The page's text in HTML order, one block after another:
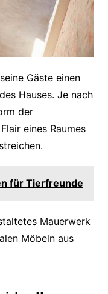
Gäste einen
Hauses. Je nach
der
eines Raumes
für Tierfreunde
Mauerwerk
Möbeln aus